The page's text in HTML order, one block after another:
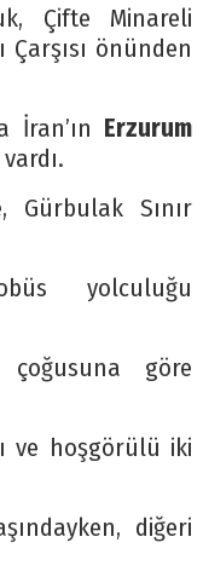
Çifte Minareli
Çarşısı önünden
İran’ın Erzurum
Sınır
yolculuğu
göre
ve hoşgörülü iki
diğeri